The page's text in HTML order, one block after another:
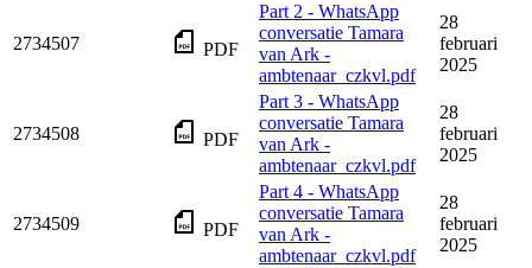
2734507 PDF
Part 2 - WhatsApp
conversatie Tamara
van Ark -
ambtenaar_czkvl.pdf
28
februari
2025
2734508 PDF
Part 3 - WhatsApp
conversatie Tamara
van Ark -
ambtenaar_czkvl.pdf
28
februari
2025
2734509 PDF
Part 4 - WhatsApp
conversatie Tamara
van Ark -
ambtenaar_czkvl.pdf
28
februari
2025